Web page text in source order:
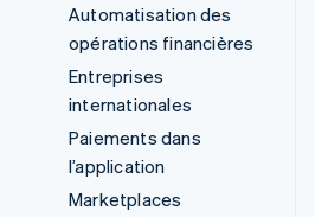
Automatisation des
opérations financières
Entreprises
internationales
Paiements dans
l’application
Marketplaces